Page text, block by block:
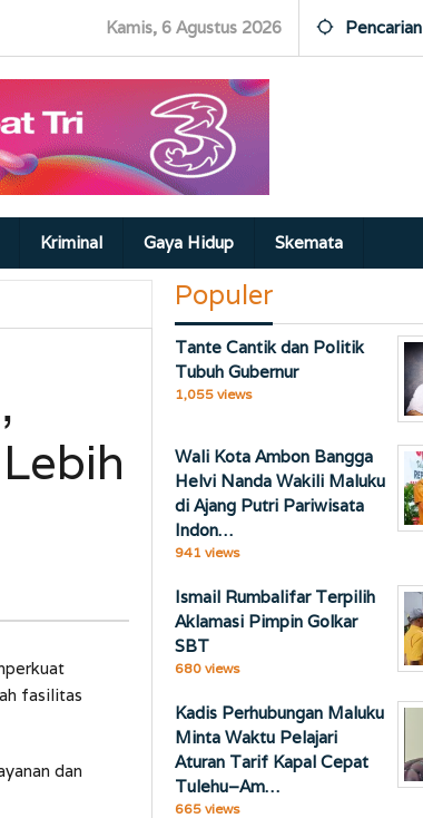
Kamis, 6 Agustus 2026 Pencarian
Kriminal Gaya Hidup Skemata
fasilitas
dan
Populer
Tante Cantik dan Politik
Tubuh Gubernur
1,055 views
Wali Kota Ambon Bangga
Helvi Nanda Wakili Maluku
di Ajang Putri Pariwisata
Indon…
941 views
Ismail Rumbalifar Terpilih
Aklamasi Pimpin Golkar
SBT
680 views
Kadis Perhubungan Maluku
Minta Waktu Pelajari
Aturan Tarif Kapal Cepat
Tulehu–Am…
665 views